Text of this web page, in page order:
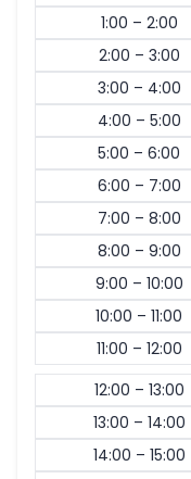
1:00 – 2:00
2:00 – 3:00
3:00 – 4:00
4:00 – 5:00
5:00 – 6:00
6:00 – 7:00
7:00 – 8:00
8:00 – 9:00
9:00 – 10:00
10:00 – 11:00
11:00 – 12:00
12:00 – 13:00
13:00 – 14:00
14:00 – 15:00